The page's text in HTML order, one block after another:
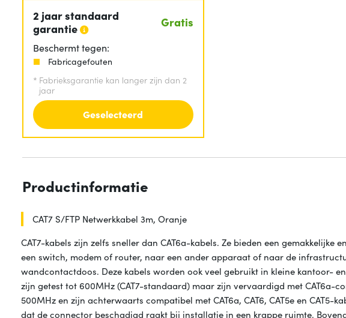
2 jaar standaard
garantie
Gratis
Beschermt tegen:
Fabricagefouten
* Fabrieksgarantie kan langer zijn dan 2
jaar
Geselecteerd
Productinformatie
CAT7 S/FTP Netwerkkabel 3m, Oranje
CAT7-kabels zijn zelfs sneller dan CAT6a-kabels. Ze bieden een
een switch, modem of router, naar een ander apparaat of naar de
wandcontactdoos. Deze kabels worden ook veel gebruikt in kleine kantoor-
zijn getest tot 600MHz (CAT7-standaard) maar zijn vervaardigd met
500MHz en zijn achterwaarts compatibel met CAT6a, CAT6, CAT5e en CAT5-
dat de connector beschadigd raakt bij installatie in een krappe ruimte.